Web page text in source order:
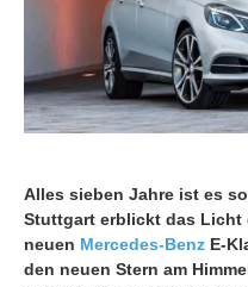
Alles sieben Jahre ist es
Stuttgart erblickt das Licht
neuen Mercedes-Benz E-
den neuen Stern am